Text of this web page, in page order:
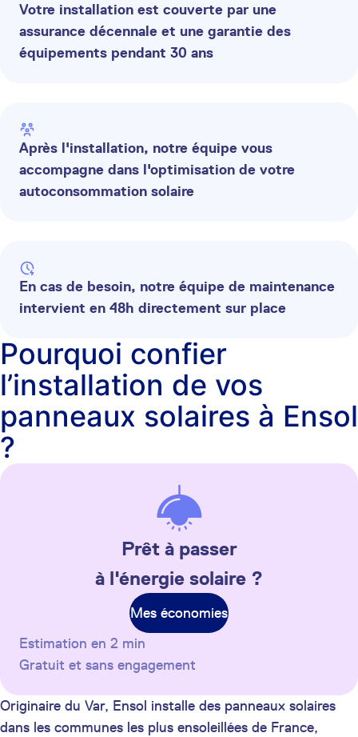
Votre installation est couverte par une
assurance décennale et une garantie des
équipements pendant 30 ans
Après l'installation, notre équipe vous
accompagne dans l'optimisation de votre
autoconsommation solaire
En cas de besoin, notre équipe de maintenance
intervient en 48h directement sur place
Pourquoi confier
l’installation de vos
panneaux solaires à Ensol
?
Prêt à passer
à l'énergie solaire ?
Mes économies
Estimation en 2 min
Gratuit et sans engagement
Originaire du Var, Ensol installe des panneaux solaires
dans les communes les plus ensoleillées de France,